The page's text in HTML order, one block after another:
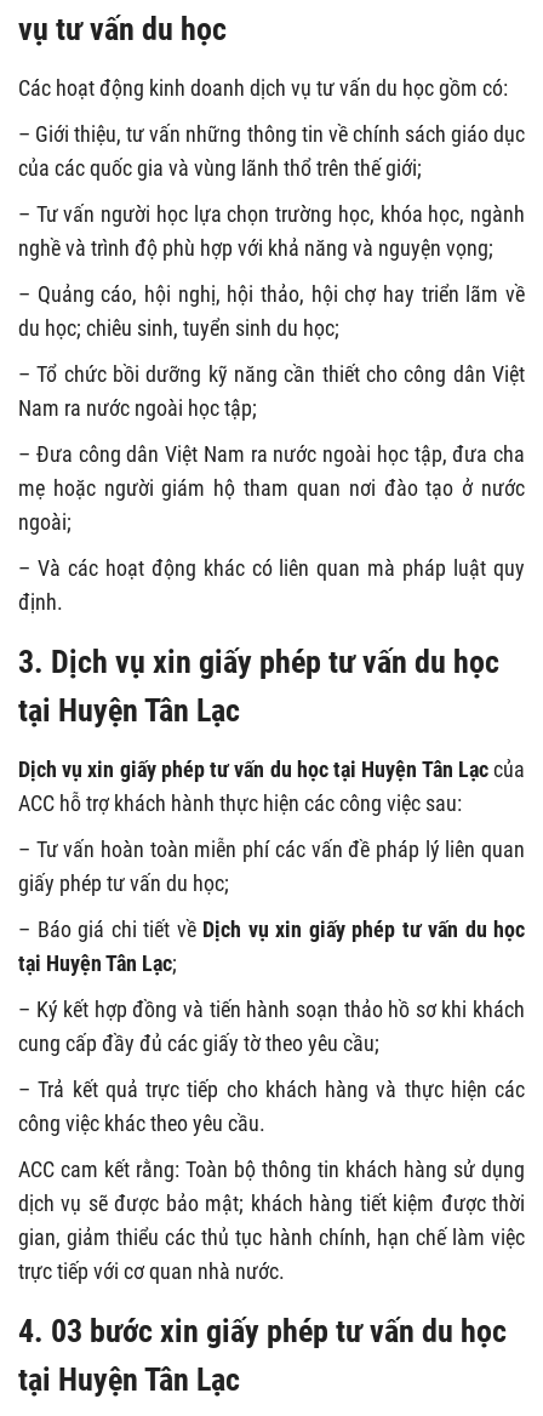
vụ tư vấn du học
Các hoạt động kinh doanh dịch vụ tư vấn du học gồm có:
– Giới thiệu, tư vấn những thông tin về chính sách giáo dục
của các quốc gia và vùng lãnh thổ trên thế giới;
– Tư vấn người học lựa chọn trường học, khóa học, ngành
nghề và trình độ phù hợp với khả năng và nguyện vọng;
– Quảng cáo, hội nghị, hội thảo, hội chợ hay triển lãm về
du học; chiêu sinh, tuyển sinh du học;
– Tổ chức bồi dưỡng kỹ năng cần thiết cho công dân Việt
Nam ra nước ngoài học tập;
– Đưa công dân Việt Nam ra nước ngoài học tập, đưa cha
mẹ hoặc người giám hộ tham quan nơi đào tạo ở nước
ngoài;
– Và các hoạt động khác có liên quan mà pháp luật quy
định.
3. Dịch vụ xin giấy phép tư vấn du học
tại Huyện Tân Lạc
Dịch vụ xin giấy phép tư vấn du học tại Huyện Tân Lạccủa
ACC hỗ trợ khách hành thực hiện các công việc sau:
– Tư vấn hoàn toàn miễn phí các vấn đề pháp lý liên quan
giấy phép tư vấn du học;
– Báo giá chi tiết về Dịch vụ xin giấy phép tư vấn du học
tại Huyện Tân Lạc;
– Ký kết hợp đồng và tiến hành soạn thảo hồ sơ khi khách
cung cấp đầy đủ các giấy tờ theo yêu cầu;
– Trả kết quả trực tiếp cho khách hàng và thực hiện các
công việc khác theo yêu cầu.
ACC cam kết rằng: Toàn bộ thông tin khách hàng sử dụng
dịch vụ sẽ được bảo mật; khách hàng tiết kiệm được thời
gian, giảm thiểu các thủ tục hành chính, hạn chế làm việc
trực tiếp với cơ quan nhà nước.
4. 03 bước xin giấy phép tư vấn du học
tại Huyện Tân Lạc